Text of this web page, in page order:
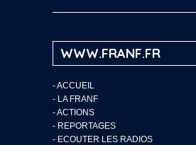
WWW.FRANF.FR
-ACCUEIL
- LA FRANF
-ACTIONS
- REPORTAGES
- ECOUTER LES RADIOS